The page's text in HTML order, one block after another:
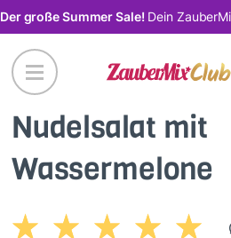
Direkt
zum
Inhalt
Der große Summer Sale! Dein
Nudelsalat mit
Wassermelone